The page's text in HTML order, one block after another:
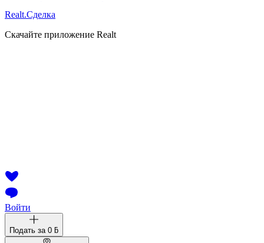
Realt.Сделка
Скачайте приложение Realt
Войти
Подать за 0 ƃ